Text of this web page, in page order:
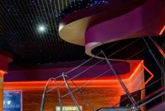
mars-city@mail.ru